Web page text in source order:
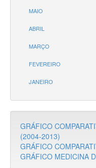
MAIO
ABRIL
MARÇO
FEVEREIRO
JANEIRO
GRÁFICO
(2004-2013)
GRÁFICO
GRÁFICO MEDICINA